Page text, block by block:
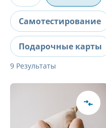
Самотестирование
Подарочные карты
9 Результаты